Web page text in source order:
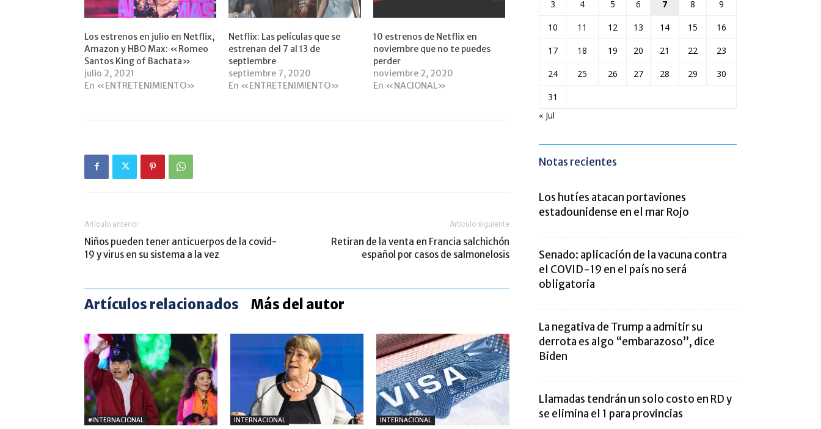
Los estrenos en julio en Netflix,
Amazon y HBO Max: «Romeo
Santos King of Bachata»
julio 2, 2021
En «ENTRETENIMIENTO»
Netflix: Las películas que se
estrenan del 7 al 13 de
septiembre
septiembre 7, 2020
En «ENTRETENIMIENTO»
10 estrenos de Netflix en
noviembre que no te puedes
perder
noviembre 2, 2020
En «NACIONAL»
Artículo anterior
Niños pueden tener anticuerpos de la covid-
19 y virus en su sistema a la vez
Artículo siguiente
Retiran de la venta en Francia salchichón
español por casos de salmonelosis
Artículos relacionados Más del autor
#INTERNACIONAL INTERNACIONAL INTERNACIONAL
3
4 5 6 7 8
9
10
11 12 13 14 15
16
17
18 19 20 21 22
23
24
25 26 27 28 29
30
31
« Jul
Notas recientes
Los hutíes atacan portaviones
estadounidense en el mar Rojo
Senado: aplicación de la vacuna contra
el COVID-19 en el país no será
obligatoria
La negativa de Trump a admitir su
derrota es algo “embarazoso”, dice
Biden
Llamadas tendrán un solo costo en RD y
se elimina el 1 para provincias